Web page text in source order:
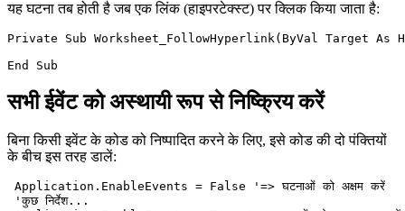
यह घटना तब होती है जब एक लिंक (हाइपरटेक्स्ट) पर क्लिक किया जाता है:
Private Sub Worksheet_FollowHyperlink(ByVal Target As
सभी ईवेंट को अस्थायी रूप से निष्क्रिय करें
बिना किसी इवेंट के कोड को निष्पादित करने के लिए, इसे कोड की दो पंक्तियों
के बीच इस तरह डालें:
Application.EnableEvents = False '=> घटनाओं को अक्षम करें
'कुछ निर्देश...